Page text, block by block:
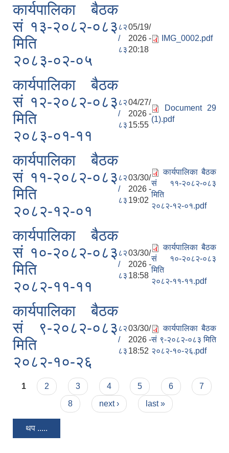
कार्यपालिका बैठक
सं १३-२०८२-०८३
मिति
२०८३-०२-०५
८२
/
८३
05/19/
2026 -
20:18
IMG_0002.pdf
कार्यपालिका बैठक
सं १२-२०८२-०८३
मिति
२०८३-०१-११
८२
/
८३
04/27/
2026 -
15:55
Document 29
(1).pdf
कार्यपालिका बैठक
सं ११-२०८२-०८३
मिति
२०८२-१२-०१
८२
/
८३
03/30/
2026 -
19:02
कार्यपालिका बैठक
सं ११-२०८२-०८३
मिति
२०८२-१२-०१.pdf
कार्यपालिका बैठक
सं १०-२०८२-०८३
मिति
२०८२-११-११
८२
/
८३
03/30/
2026 -
18:58
कार्यपालिका बैठक
सं १०-२०८२-०८३
मिति
२०८२-११-११.pdf
कार्यपालिका बैठक
सं ९-२०८२-०८३
मिति
२०८२-१०-२६
८२
/
८३
03/30/
2026 -
18:52
कार्यपालिका बैठक
सं ९-२०८२-०८३ मिति
२०८२-१०-२६.pdf
Pages
1 2 3 4 5 6
7
8
next › last »
थप .....